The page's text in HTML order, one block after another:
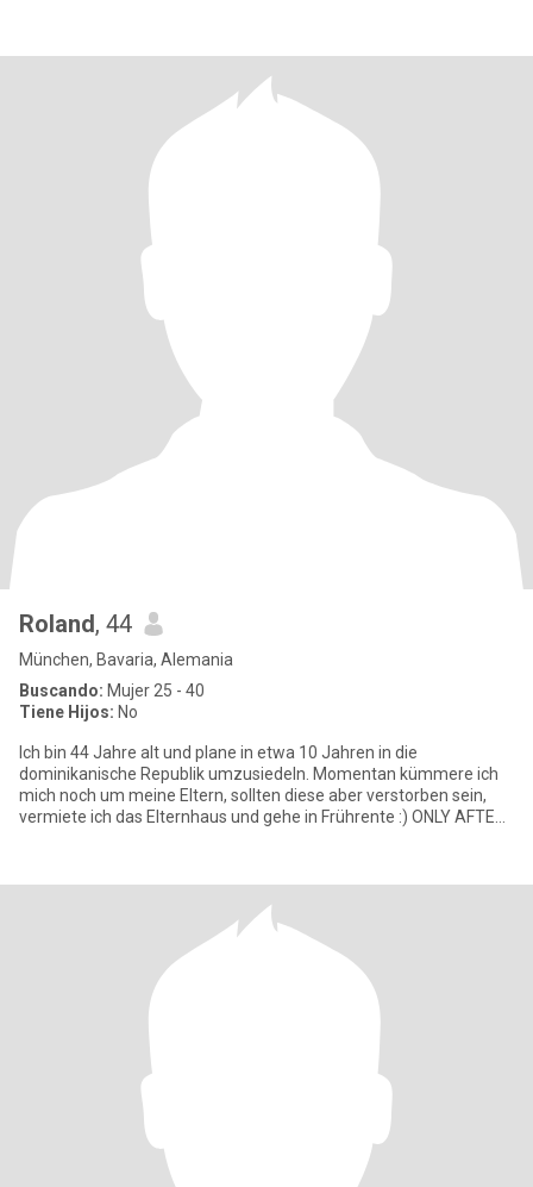
Roland, 44
München, Bavaria, Alemania
Buscando: Mujer 25 - 40
Tiene Hijos: No
Ich bin 44 Jahre alt und plane in etwa 10 Jahren in die
dominikanische Republik umzusiedeln. Momentan kümmere ich
mich noch um meine Eltern, sollten diese aber verstorben sein,
vermiete ich das Elternhaus und gehe in Frührente :) ONLY AFTER